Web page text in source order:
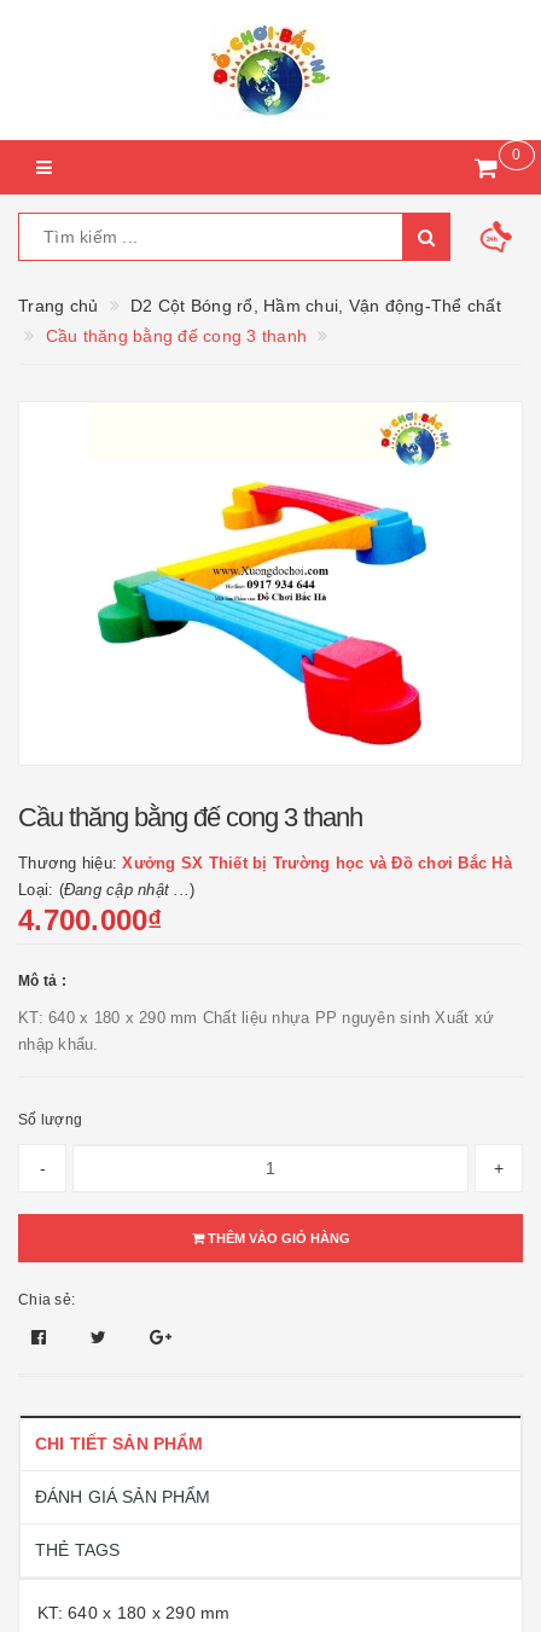
0
Trang chủ
D2 Cột Bóng rổ, Hầm chui, Vận động-Thể chất
Cầu thăng bằng đế cong 3 thanh
Cầu thăng bằng đế cong 3 thanh
Thương hiệu:Xưởng SX Thiết bị Trường học và Đồ chơi Bắc Hà
Loại: (Đang cập nhật ...)
4.700.000₫
Mô tả :
KT: 640 x 180 x 290 mm Chất liệu nhựa PP nguyên sinh Xuất xứ
nhập khẩu.
Số lượng
- +
THÊM VÀO GIỎ HÀNG
Chia sẻ:
CHI TIẾT SẢN PHẨM
ĐÁNH GIÁ SẢN PHẨM
THẺ TAGS
KT: 640 x 180 x 290 mm